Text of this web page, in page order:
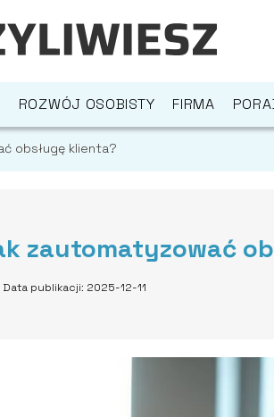
ROZWÓJ OSOBISTY FIRMA
obsługę klienta?
zautomatyzować
Data publikacji: 2025-12-11